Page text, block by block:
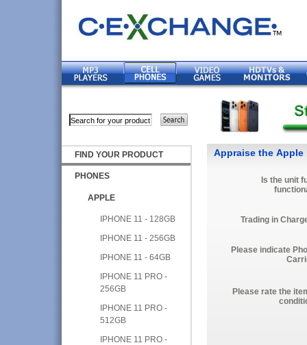
FIND YOUR PRODUCT
PHONES
APPLE
IPHONE 11 - 128GB
IPHONE 11 - 256GB
IPHONE 11 - 64GB
IPHONE 11 PRO -
256GB
IPHONE 11 PRO -
512GB
IPHONE 11 PRO -
Appraise the Apple
Is the unit
Trading in
Please indicate
Please rate the